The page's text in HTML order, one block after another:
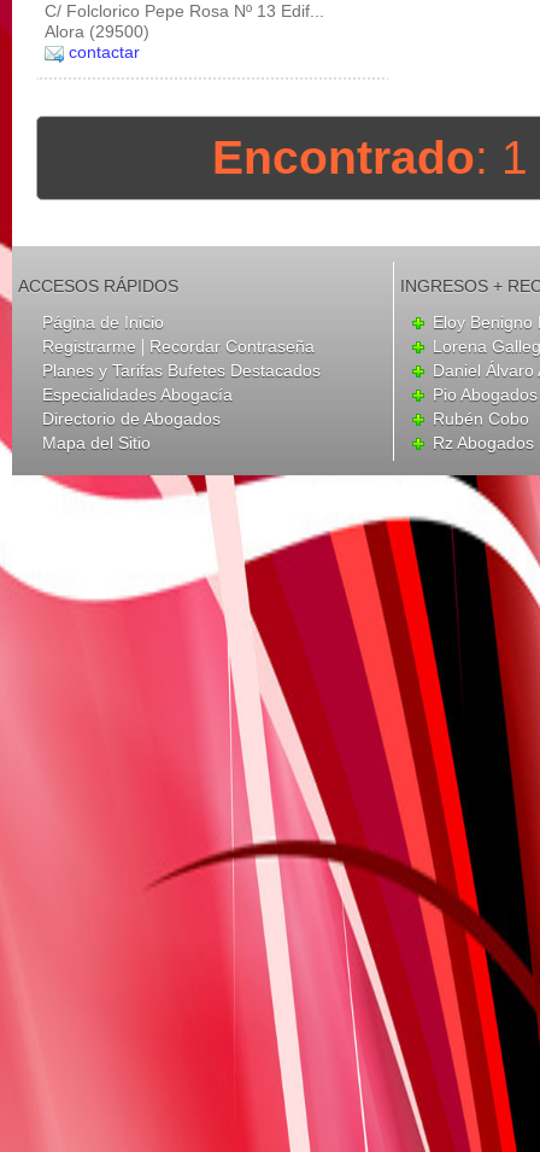
C/ Folclorico Pepe Rosa Nº 13 Edif...
Alora (29500)
contactar
Encontrado:
ACCESOS RÁPIDOS
Página de Inicio
Registrarme | Recordar Contraseña
Planes y Tarifas Bufetes Destacados
Especialidades Abogacía
Directorio de Abogados
Mapa del Sitio
INGRESOS +
Eloy Benigno
Lorena
Daniel Álvaro
Pio
Rubén Cobo
Rz Abogados